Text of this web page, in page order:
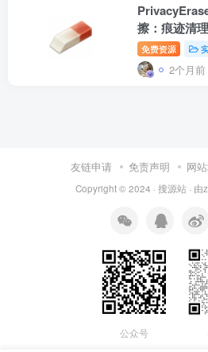
擦：痕迹清
免费资源
2个月前
友链申请 免责声明 网
Copyright © 2024 · 搜源站 · 由
公众号